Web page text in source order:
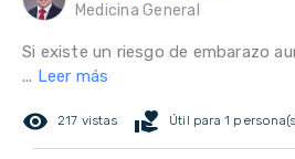
Medicina General
Si existe un riesgo de embarazo
... Leer más
remove_red_eye 217 vistas volunteer_activism Útil para 1